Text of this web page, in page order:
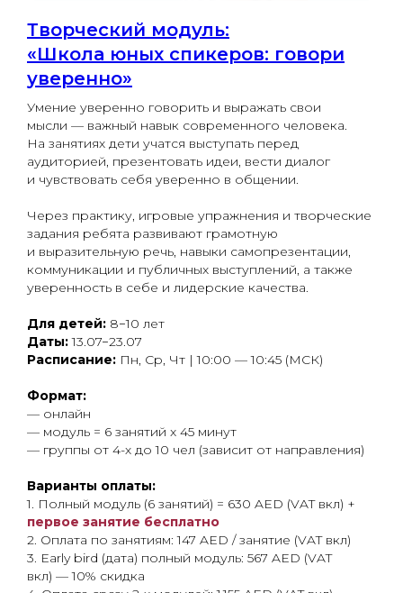
Творческий модуль:
«Школа юных спикеров: говори
уверенно»
Умение уверенно говорить и выражать свои
мысли — важный навык современного человека.
На занятиях дети учатся выступать перед
аудиторией, презентовать идеи, вести диалог
и чувствовать себя уверенно в общении.
Через практику, игровые упражнения и творческие
задания ребята развивают грамотную
и выразительную речь, навыки самопрезентации,
коммуникации и публичных выступлений, а также
уверенность в себе и лидерские качества.
Для детей: 8−10 лет
Даты:13.07−23.07
Расписание: Пн, Ср, Чт | 10:00 — 10:45 (МСК)
Формат:
— онлайн
— модуль = 6 занятий x 45 минут
— группы от 4-х до 10 чел (зависит от направления)
Варианты оплаты:
1. Полный модуль (6 занятий) = 630 AED (VAT вкл) +
первое занятие бесплатно
2. Оплата по занятиям: 147 AED / занятие (VAT вкл)
3. Early bird (дата) полный модуль: 567 AED (VAT
вкл) — 10% скидка